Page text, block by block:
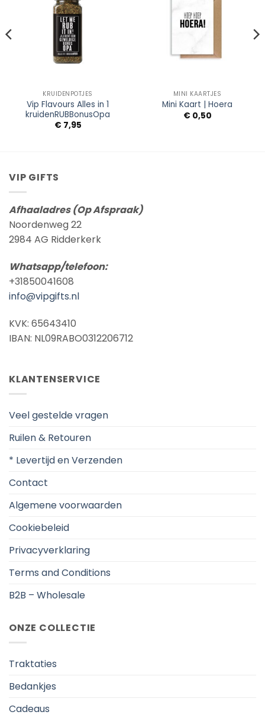
KRUIDENPOTJES
Vip Flavours Alles in 1
kruidenRUBBonusOpa
€7,95
MINI KAARTJES
Mini Kaart | Hoera
€0,50
VIP GIFTS
Afhaaladres (Op Afspraak)
Noordenweg 22
2984 AG Ridderkerk
Whatsapp/telefoon:
+31850041608
info@vipgifts.nl
KVK: 65643410
IBAN: NL09RABO0312206712
KLANTENSERVICE
Veel gestelde vragen
Ruilen & Retouren
* Levertijd en Verzenden
Contact
Algemene voorwaarden
Cookiebeleid
Privacyverklaring
Terms and Conditions
B2B – Wholesale
ONZE COLLECTIE
Traktaties
Bedankjes
Cadeaus